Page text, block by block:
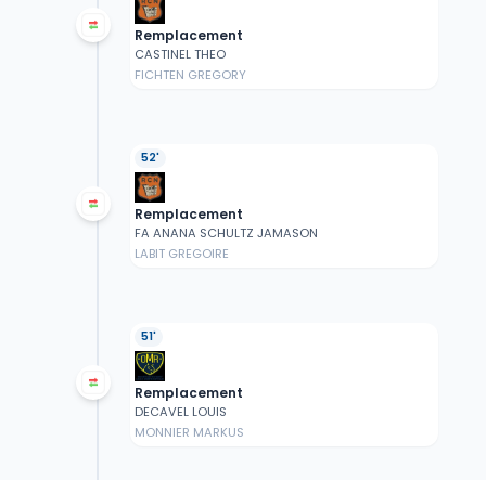
Remplacement
CASTINEL THEO
FICHTEN GREGORY
52'
Remplacement
FA ANANA SCHULTZ JAMASON
LABIT GREGOIRE
51'
Remplacement
DECAVEL LOUIS
MONNIER MARKUS